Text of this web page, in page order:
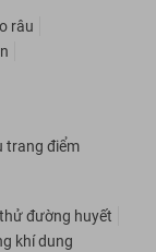
râu
trang điểm
đường huyết
khí dung